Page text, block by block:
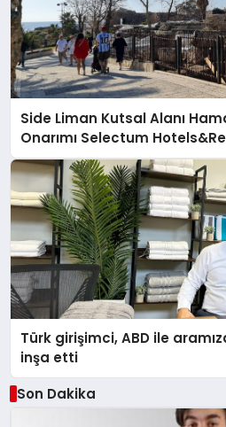
Side Liman Kutsal Alanı
Onarımı Selectum
Katkılarıyla Tamamlandı
Türk girişimci, ABD ile
inşa etti
Son Dakika